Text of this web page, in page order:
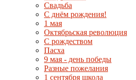
Свадьба
С днём рождения!
1 мая
Октябрьская революция
С рождеством
Пасха
9 мая - день победы
Разные пожелания
1 сентября школа